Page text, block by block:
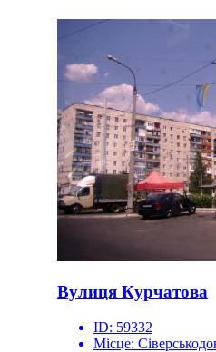
Вулиця Курчатова
ID: 59332
Місце: